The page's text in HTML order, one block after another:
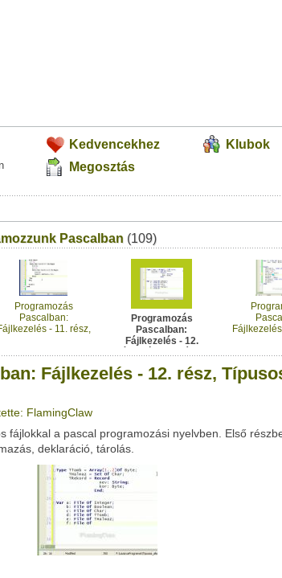
Kedvencekhez
Klubok
Megosztás
- 12. rész, Típusos fájlok 1." című videótipp
,vagyezt a felületet:
Üzenet (opcionális):
tartozik:
klubjaink között
Pascalban (109)
Programozás
Pascalban:
- 11. rész,
Programozás
Pascalban:
Fájlkezelés - 12.
Fájlkezelés - 12. rész,
FlamingClaw
fájlokkal a pascal programozási nyelvben. Első
deklaráció, tárolás.